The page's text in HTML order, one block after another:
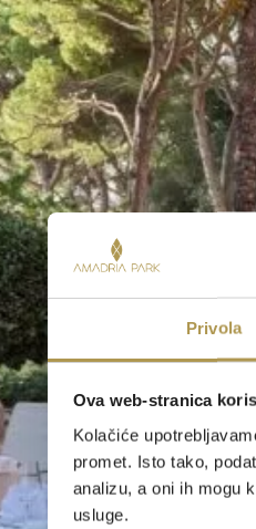
Privola
Ova web-stranica
Kolačiće
promet. Isto tako,
analizu, a oni ih mogu
usluge.